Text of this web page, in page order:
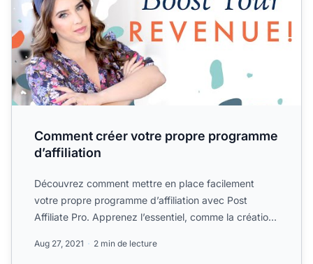
Comment créer votre propre programme
d’affiliation
Découvrez comment mettre en place facilement
votre propre programme d’affiliation avec Post
Affiliate Pro. Apprenez l’essentiel, comme la création
Aug 27, 2021 2 min de lecture